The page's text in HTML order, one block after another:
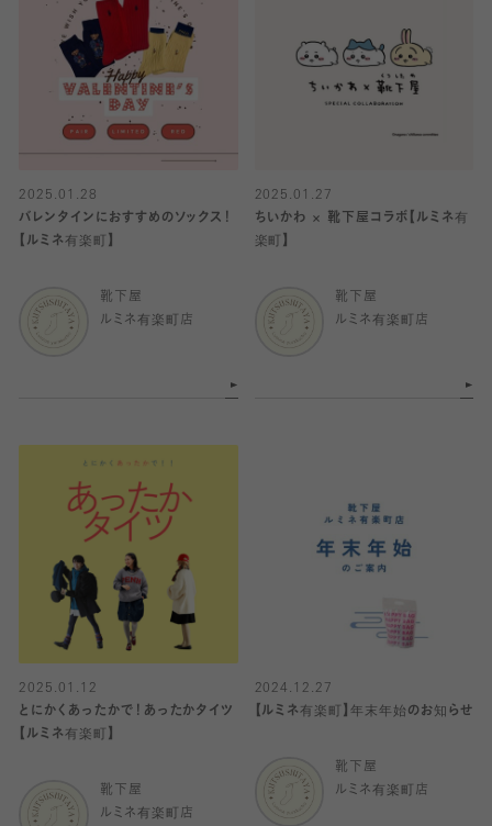
2025.01.28
バレンタインにおすすめのソックス！
【ルミネ有楽町】
靴下屋
ルミネ有楽町店
2025.01.27
ちいかわ × 靴下屋コラボ【ルミネ有
楽町】
靴下屋
ルミネ有楽町店
2025.01.12
とにかくあったかで！あったかタイツ
【ルミネ有楽町】
靴下屋
ルミネ有楽町店
2024.12.27
【ルミネ有楽町】年末年始のお知らせ
靴下屋
ルミネ有楽町店